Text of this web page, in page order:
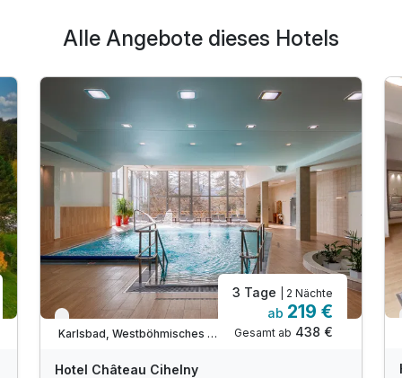
Alle Angebote dieses Hotels
Verfügbar bis November
Karlsbad, Westböhmisches Bäderdreieck
3 Tage | 2 Nächte
ab 219 €
Gesamt ab 438 €
Hotel Château Cihelny